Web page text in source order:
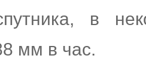
в
мм в час.